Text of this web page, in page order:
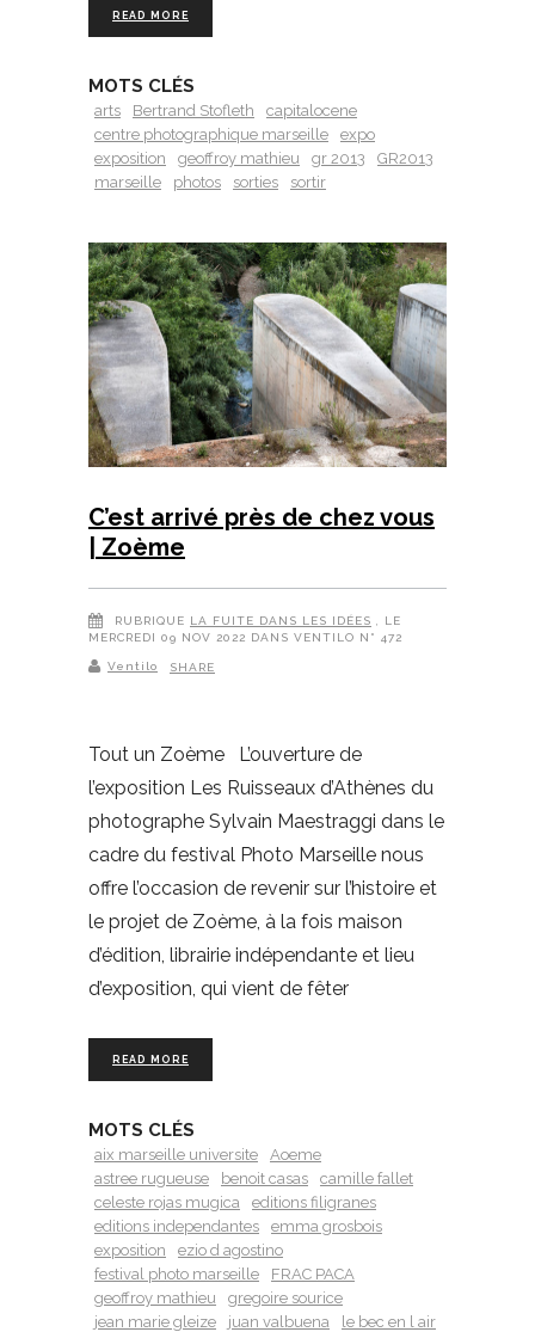
READ MORE
MOTS CLÉS
arts Bertrand Stofleth
capitalocene
centre photographique marseille
expo
exposition
geoffroy mathieu gr 2013
GR2013
marseille
photos sorties sortir
C’est arrivé près de chez vous
| Zoème
RUBRIQUE LA FUITE DANS LES IDÉES
, LE
MERCREDI 09 NOV 2022 DANS VENTILO N° 472
Ventilo SHARE
Tout un Zoème L’ouverture de
l’exposition Les Ruisseaux d’Athènes du
photographe Sylvain Maestraggi dans le
cadre du festival Photo Marseille nous
offre l’occasion de revenir sur l’histoire et
le projet de Zoème, à la fois maison
d’édition, librairie indépendante et lieu
d’exposition, qui vient de fêter
READ MORE
MOTS CLÉS
aix marseille universite
Aoeme
astree rugueuse
benoit casas
camille fallet
celeste rojas mugica
editions filigranes
editions independantes
emma grosbois
exposition
ezio d agostino
festival photo marseille
FRAC PACA
geoffroy mathieu
gregoire sourice
jean marie gleize
juan valbuena
le bec en l air